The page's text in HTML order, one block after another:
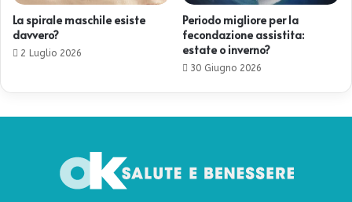
La spirale maschile esiste
davvero?
2 Luglio 2026
Periodo migliore per la
fecondazione assistita:
estate o inverno?
30 Giugno 2026